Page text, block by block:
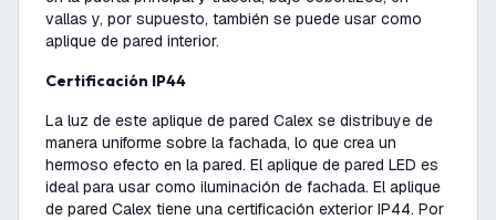
vallas y, por supuesto, también se puede usar como
aplique de pared interior.
Certificación IP44
La luz de este aplique de pared Calex se distribuye de
manera uniforme sobre la fachada, lo que crea un
hermoso efecto en la pared. El aplique de pared LED es
ideal para usar como iluminación de fachada. El aplique
de pared Calex tiene una certificación exterior IP44. Por